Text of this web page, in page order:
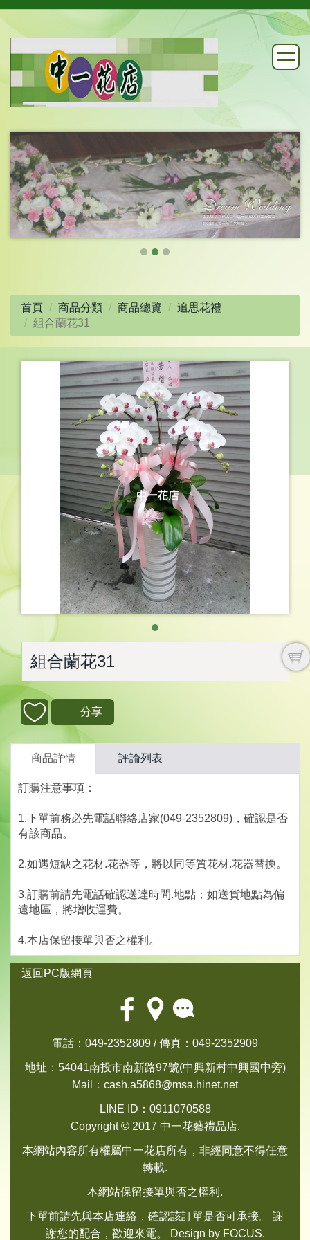
首頁 商品分類 商品總覽
追思花禮
組合蘭花31
組合蘭花31
分享
商品詳情 評論列表
訂購注意事項：
1.下單前務必先電話聯絡店家(049-2352809)，確認是否
有該商品。
2.如遇短缺之花材.花器等，將以同等質花材.花器替換。
3.訂購前請先電話確認送達時間.地點；如送貨地點為偏
遠地區，將增收運費。
4.本店保留接單與否之權利。
返回PC版網頁
電話：049-2352809 / 傳真：049-2352909
地址：54041南投市南新路97號(中興新村中興國中旁)
Mail： cash.a5868@msa.hinet.net
LINE ID：0911070588
Copyright © 2017 中一花藝禮品店.
本網站內容所有權屬中一花店所有，非經同意不得任意
轉載.
本網站保留接單與否之權利.
下單前請先與本店連絡，確認該訂單是否可承接。 謝
謝您的配合，歡迎來電。 Design by FOCUS.